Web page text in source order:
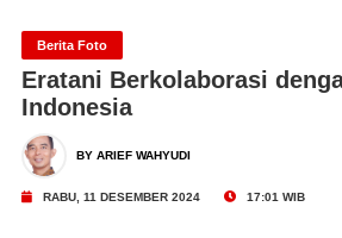
Berita Foto
Eratani Berkolaborasi
Indonesia
BY ARIEF WAHYUDI
RABU, 11 DESEMBER 2024 17:01 WIB